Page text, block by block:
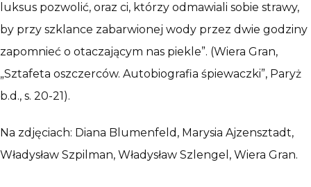
luksus pozwolić, oraz ci, którzy odmawiali sobie strawy,
by przy szklance zabarwionej wody przez dwie godziny
zapomnieć o otaczającym nas piekle”. (Wiera Gran,
„Sztafeta oszczerców. Autobiografia śpiewaczki”, Paryż
b.d., s. 20-21).
Na zdjęciach: Diana Blumenfeld, Marysia Ajzensztadt,
Władysław Szpilman, Władysław Szlengel, Wiera Gran.